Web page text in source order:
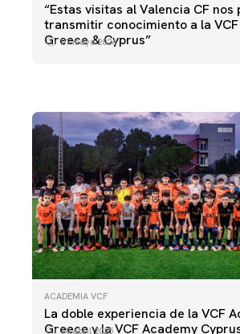
“Estas visitas al Valencia CF nos
transmitir conocimiento a la
Greece & Cyprus”
21 mayo 2026
ACADEMIA VCF
VCF ACADEMY GREECE &
EXPERIENCE
ACADEMIA VCF
FASE DE GRUPOS DE LA VCF
WORLD CUP
ACADEMIA VCF
La doble experiencia de la VCF
Greece y la VCF Academy
10 abril 2025